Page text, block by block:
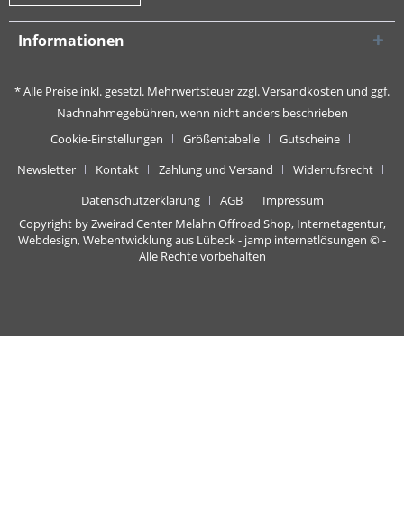
Informationen
* Alle Preise inkl. gesetzl. Mehrwertsteuer zzgl.Versandkosten und ggf.
Nachnahmegebühren, wenn nicht anders beschrieben
Cookie-Einstellungen
Größentabelle
Gutscheine
Newsletter
Kontakt Zahlung und Versand
Widerrufsrecht
Datenschutzerklärung
AGB
Impressum
Copyright by Zweirad Center Melahn Offroad Shop, Internetagentur,
Webdesign, Webentwicklung aus Lübeck - jamp internetlösungen © -
Alle Rechte vorbehalten